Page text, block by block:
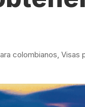
Business en
colombianos, Visas